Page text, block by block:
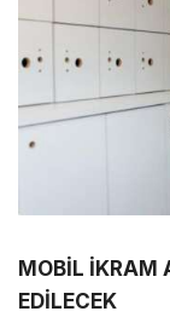
MOBİL İKRAM
EDİLECEK